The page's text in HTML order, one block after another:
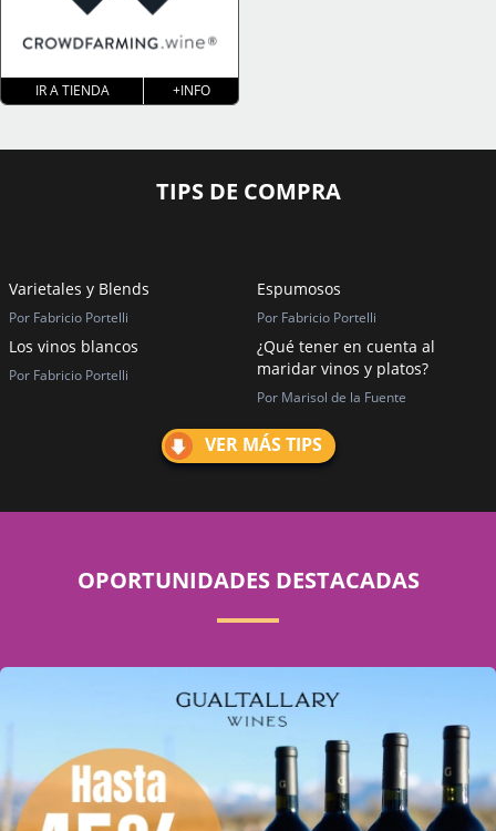
IR A TIENDA +INFO
TIPS DE COMPRA
Varietales y Blends
Por Fabricio Portelli
Espumosos
Por Fabricio Portelli
Los vinos blancos
Por Fabricio Portelli
¿Qué tener en cuenta al
maridar vinos y platos?
Por Marisol de la Fuente
VER MÁS TIPS
OPORTUNIDADES DESTACADAS